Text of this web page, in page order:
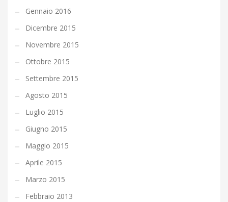
Gennaio 2016
Dicembre 2015
Novembre 2015
Ottobre 2015
Settembre 2015
Agosto 2015
Luglio 2015
Giugno 2015
Maggio 2015
Aprile 2015
Marzo 2015
Febbraio 2013